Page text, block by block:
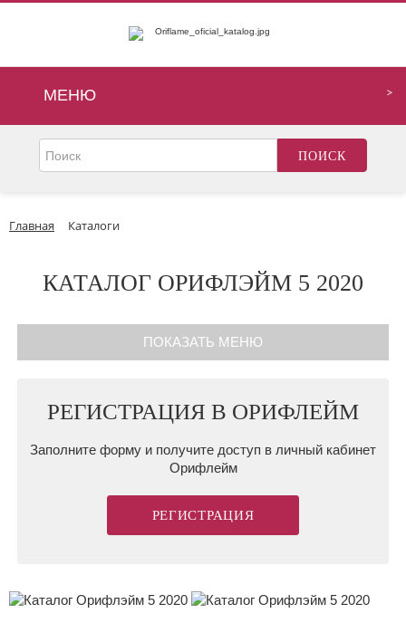
МЕНЮ
Главная Каталоги
КАТАЛОГ ОРИФЛЭЙМ 5 2020
ПОКАЗАТЬ МЕНЮ
РЕГИСТРАЦИЯ В ОРИФЛЕЙМ
Заполните форму и получите доступ в личный кабинет
Орифлейм
РЕГИСТРАЦИЯ